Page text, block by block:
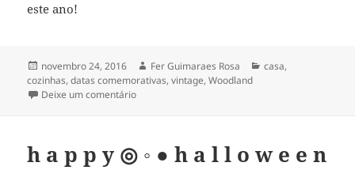
este ano!
Publicado
em
novembro 24, 2016 Autor
Fer Guimaraes Rosa Categorias
casa,
cozinhas,datas comemorativas,vintage,Woodland
Deixe um comentárioem Happy Thanksgiving!
h a p p y ◎ ◦ ● h a l l o w e e n